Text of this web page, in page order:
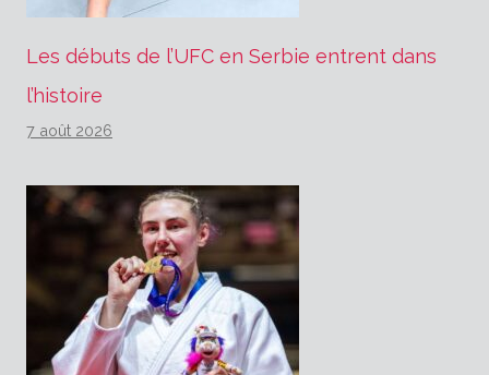
Les débuts de l’UFC en Serbie entrent dans
l’histoire
7 août 2026